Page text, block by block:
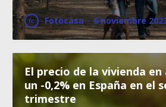
Fotocasa · 6 noviembre
El precio de la vivienda
un -0,2% en España en el
trimestre